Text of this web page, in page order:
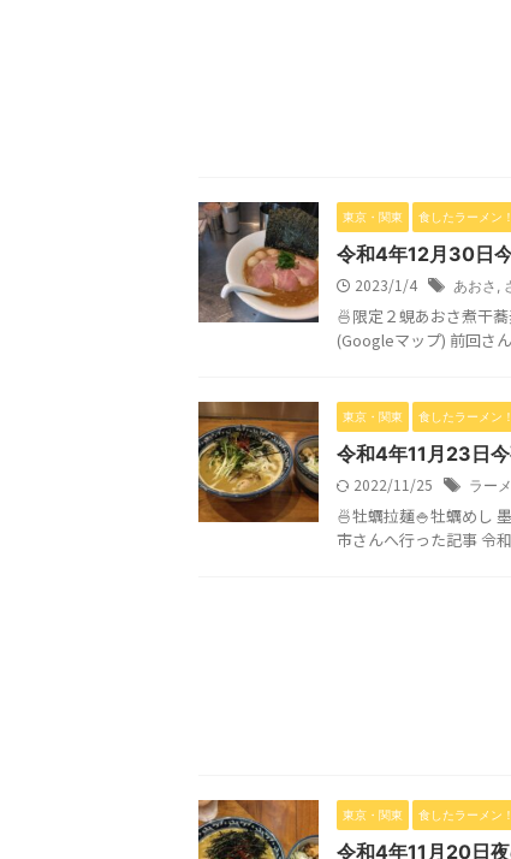
東京・関東 食したラーメン！
令和4年12月30日
2023/1/4 あおさ ,
🍜限定２蜆あおさ煮干
(Googleマップ) 前回さ
東京・関東 食したラーメン！
令和4年11月23日今
2022/11/25 ラー
🍜牡蠣拉麺🍚牡蠣めし
市さんへ行った記事 令
東京・関東 食したラーメン！
令和4年11月20日夜